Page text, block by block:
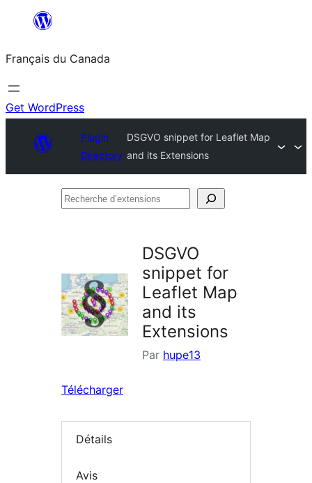
contenu
Français du Canada
Get WordPress
Plugin
Directory
DSGVO snippet for Leaflet Map
and its Extensions
Recherche
DSGVO
snippet for
Leaflet Map
and its
Extensions
Par hupe13
Télécharger
Détails
Avis